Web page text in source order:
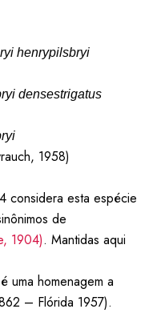
henrypilsbryi
densestrigatus
1958)
considera esta espécie
de
1904). Mantidas aqui
uma homenagem a
– Flórida 1957).